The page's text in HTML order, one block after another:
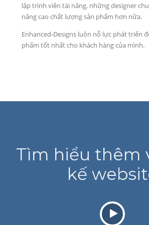
lập trình viên tài năng, những designer
nâng cao chất lượng sản phẩm hơn nữa.
Enhanced-Designs luôn nỗ lực phát triển
phẩm tốt nhất cho khách hàng của mình.
Tìm hiểu thêm
kế